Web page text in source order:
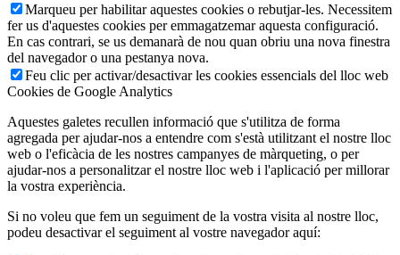
Marqueu per habilitar aquestes cookies o rebutjar-les. Necessitem
fer us d'aquestes cookies per emmagatzemar aquesta configuració.
En cas contrari, se us demanarà de nou quan obriu una nova finestra
del navegador o una pestanya nova.
Feu clic per activar/desactivar les cookies essencials del lloc web
Cookies de Google Analytics
Aquestes galetes recullen informació que s'utilitza de forma
agregada per ajudar-nos a entendre com s'està utilitzant el nostre lloc
web o l'eficàcia de les nostres campanyes de màrqueting, o per
ajudar-nos a personalitzar el nostre lloc web i l'aplicació per millorar
la vostra experiència.
Si no voleu que fem un seguiment de la vostra visita al nostre lloc,
podeu desactivar el seguiment al vostre navegador aquí: